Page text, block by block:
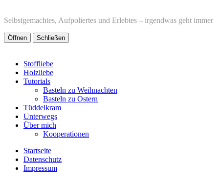
Selbstgemachtes, Aufpoliertes und Erlebtes – irgendwas geht immer
Öffnen Schließen
Stoffliebe
Holzliebe
Tutorials
Basteln zu Weihnachten
Basteln zu Ostern
Tüddelkram
Unterwegs
Über mich
Kooperationen
Startseite
Datenschutz
Impressum